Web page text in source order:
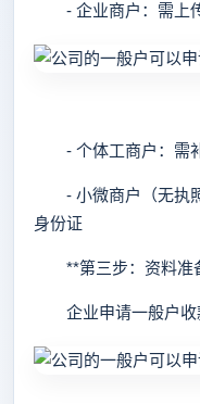
- 企业商户：需上
- 个体工商户：需补
- 小微商户（无执照
身份证
**第三步：资料准
企业申请一般户收